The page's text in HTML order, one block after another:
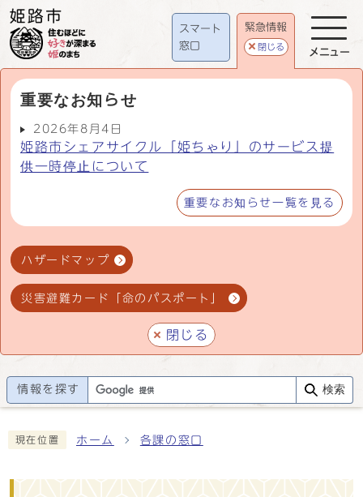
スマート
窓口
緊急情報
閉じる
重要なお知らせ
2026年8月4日
姫路市シェアサイクル「姫ちゃり」のサービス提
供一時停止について
重要なお知らせ一覧を見る
ハザードマップ
災害避難カード「命のパスポート」
閉じる
メニュー
情報を探す 検索
現在位置 ホーム 各課の窓口